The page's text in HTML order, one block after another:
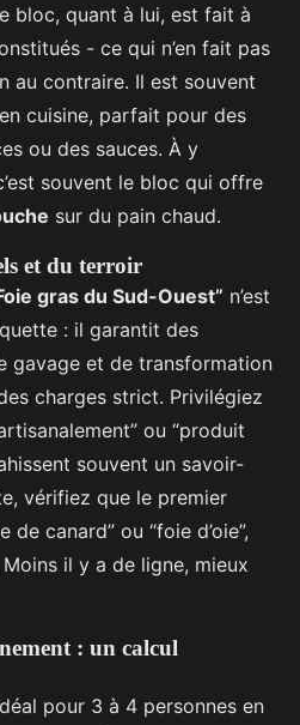
bloc, quant à lui, est fait à
- ce qui n’en fait pas
au contraire. Il est souvent
cuisine, parfait pour des
ou des sauces. À y
souvent le bloc qui offre
sur du pain chaud.
et du terroir
gras du Sud-Ouest” n’est
: il garantit des
gavage et de transformation
charges strict. Privilégiez
ou “produit
souvent un savoir-
vérifiez que le premier
canard” ou “foie d’oie”,
il y a de ligne, mieux
: un calcul
pour 3 à 4 personnes en